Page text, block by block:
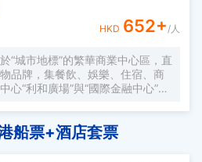
HKD 652+ /人
“城市地標”的繁華商業中心區，直
品牌，集餐飲、娛樂、住宿、商
心“利和廣場”與“國際金融中心”相
船票+酒店套票